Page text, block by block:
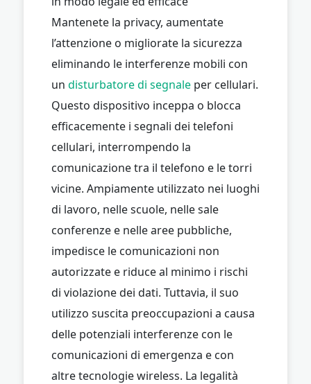
Mantenete la privacy, aumentate
l’attenzione o migliorate la sicurezza
eliminando le interferenze mobili con
un disturbatore di segnale per cellulari.
Questo dispositivo inceppa o blocca
efficacemente i segnali dei telefoni
cellulari, interrompendo la
comunicazione tra il telefono e le torri
vicine. Ampiamente utilizzato nei luoghi
di lavoro, nelle scuole, nelle sale
conferenze e nelle aree pubbliche,
impedisce le comunicazioni non
autorizzate e riduce al minimo i rischi
di violazione dei dati. Tuttavia, il suo
utilizzo suscita preoccupazioni a causa
delle potenziali interferenze con le
comunicazioni di emergenza e con
altre tecnologie wireless. La legalità